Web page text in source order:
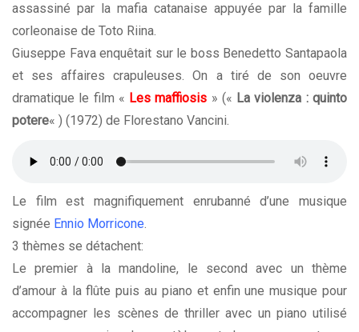
assassiné par la mafia catanaise appuyée par la famille
corleonaise de Toto Riina.
Giuseppe Fava enquêtait sur le boss Benedetto Santapaola
et ses affaires crapuleuses. On a tiré de son oeuvre
dramatique le film « Les maffiosis » (« La violenza : quinto
potere« ) (1972) de Florestano Vancini.
Le film est magnifiquement enrubanné d’une musique
signée Ennio Morricone.
3 thèmes se détachent:
Le premier à la mandoline, le second avec un thème
d’amour à la flûte puis au piano et enfin une musique pour
accompagner les scènes de thriller avec un piano utilisé